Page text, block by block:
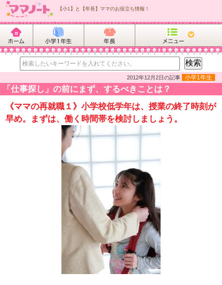
【小1】と【年長】ママのお役立ち情報！
2012年12月2日の記事 小学1年生
「仕事探し」の前にまず、するべきことは？
《ママの再就職１》小学校低学年は、授業の終了時刻が
早め。まずは、働く時間帯を検討しましょう。